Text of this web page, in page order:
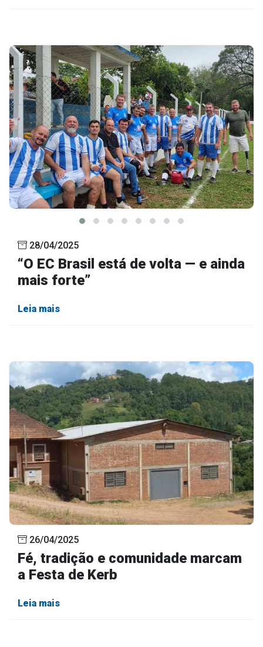
28/04/2025
“O EC Brasil está de volta — e ainda
mais forte”
Leia mais
26/04/2025
Fé, tradição e comunidade marcam
a Festa de Kerb
Leia mais